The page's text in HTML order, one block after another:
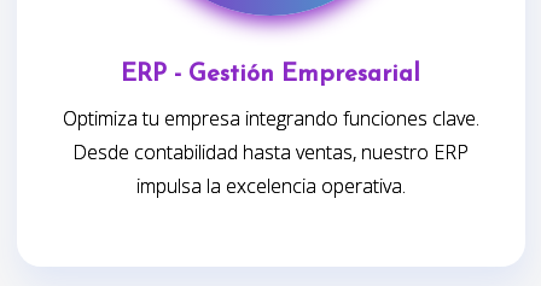
ERP - Gestión Empresarial
Optimiza tu empresa integrando funciones clave.
Desde contabilidad hasta ventas, nuestro ERP
impulsa la excelencia operativa.